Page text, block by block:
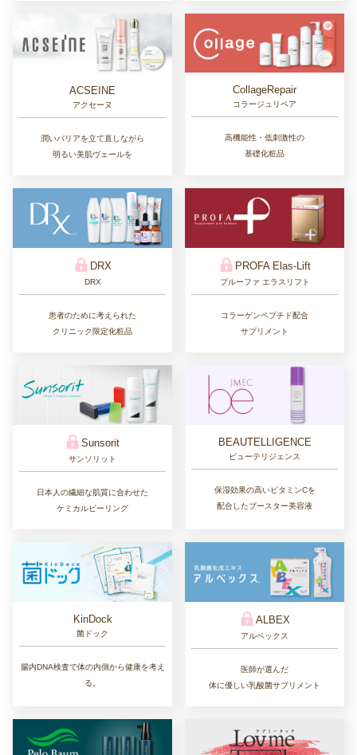
ACSEINE
アクセーヌ
潤いバリアを立て直しながら
明るい美肌ヴェールを
CollageRepair
コラージュリペア
高機能性・低刺激性の
基礎化粧品
DRX
DRX
患者のために考えられた
クリニック限定化粧品
PROFA Elas-Lift
プルーファ エラスリフト
コラーゲンペプチド配合
サプリメント
Sunsorit
サンソリット
日本人の繊細な肌質に合わせた
ケミカルピーリング
BEAUTELLIGENCE
ビューテリジェンス
保湿効果の高いビタミンCを
配合したブースター美容液
KinDock
菌ドック
腸内DNA検査で体の内側から健康を考え
る。
ALBEX
アルベックス
医師が選んだ
体に優しい乳酸菌サプリメント